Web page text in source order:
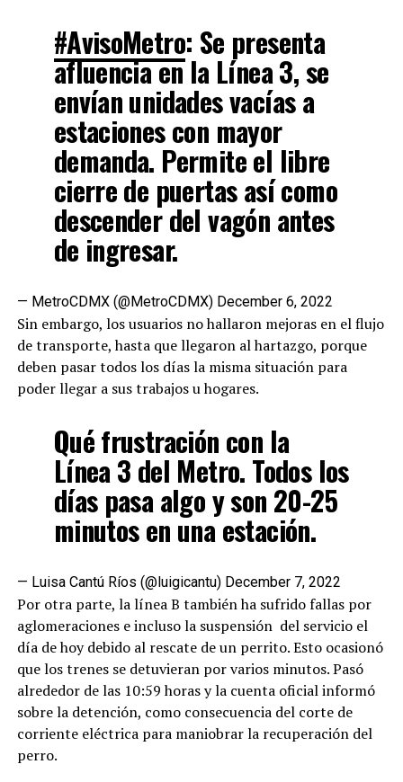
#AvisoMetro: Se presenta
afluencia en la Línea 3, se
envían unidades vacías a
estaciones con mayor
demanda. Permite el libre
cierre de puertas así como
descender del vagón antes
de ingresar.
— MetroCDMX (@MetroCDMX) December 6, 2022
Sin embargo, los usuarios no hallaron mejoras en el flujo
de transporte, hasta que llegaron al hartazgo, porque
deben pasar todos los días la misma situación para
poder llegar a sus trabajos u hogares.
Qué frustración con la
Línea 3 del Metro. Todos los
días pasa algo y son 20-25
minutos en una estación.
— Luisa Cantú Ríos (@luigicantu) December 7, 2022
Por otra parte, la línea B también ha sufrido fallas por
aglomeraciones e incluso la suspensión del servicio el
día de hoy debido al rescate de un perrito. Esto ocasionó
que los trenes se detuvieran por varios minutos. Pasó
alrededor de las 10:59 horas y la cuenta oficial informó
sobre la detención, como consecuencia del corte de
corriente eléctrica para maniobrar la recuperación del
perro.